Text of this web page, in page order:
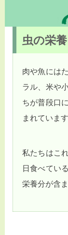
虫の栄養
肉や魚には
ラル、米や
ちが普段口
まれています
私たちはこ
日食べてい
栄養分が含